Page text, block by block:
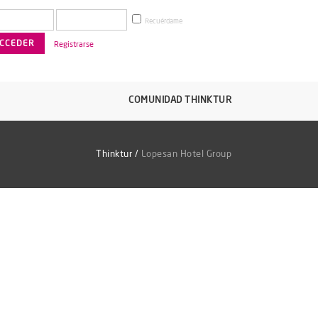
Recuérdame
Registrarse
COMUNIDAD THINKTUR
Thinktur / Lopesan Hotel Group